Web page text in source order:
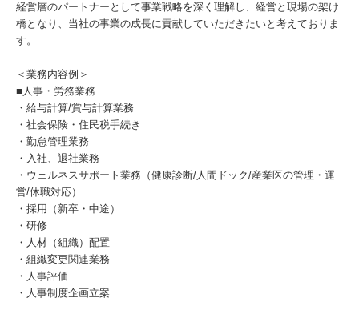
経営層のパートナーとして事業戦略を深く理解し、経営と現場の架け
橋となり、当社の事業の成長に貢献していただきたいと考えておりま
す。
＜業務内容例＞
■人事・労務業務
・給与計算/賞与計算業務
・社会保険・住民税手続き
・勤怠管理業務
・入社、退社業務
・ウェルネスサポート業務（健康診断/人間ドック/産業医の管理・運
営/休職対応）
・採用（新卒・中途）
・研修
・人材（組織）配置
・組織変更関連業務
・人事評価
・人事制度企画立案